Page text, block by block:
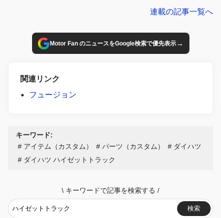
連載の記事一覧へ
Motor Fan のニュースをGoogle検索で優先表示→
関連リンク
フュージョン
キーワード:
アイテム（カスタム）
パーツ（カスタム）
ダイハツ
ダイハツ ハイゼットトラック
\ キーワードで記事を検索する /
検索